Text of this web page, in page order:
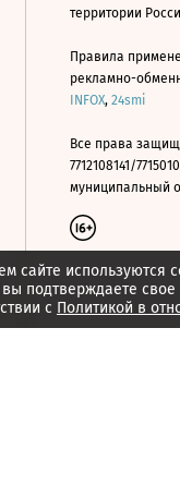
сайте используются
подтверждаете свое
с Политикой в
территории
Правила
рекламно-
INFOX, 24smi
Все права
7712108141/
муниципальный